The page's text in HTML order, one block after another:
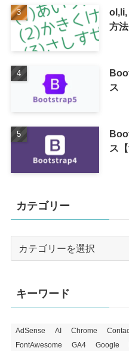
ol,li,
方法
ス
ス
カテゴリー
キーワード
AdSense AI Chrome
FontAwesome
GA4 Google